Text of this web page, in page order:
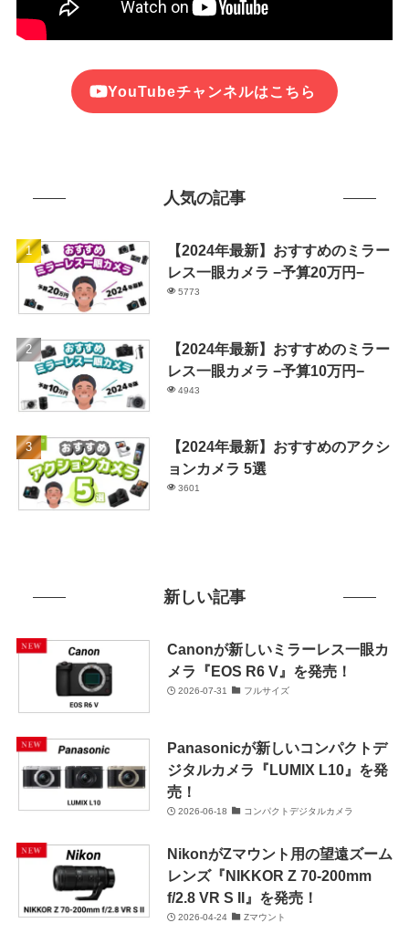
YouTubeチャンネルはこちら
人気の記事
【2024年最新】おすすめのミラー
レス一眼カメラ −予算20万円−
5773
【2024年最新】おすすめのミラー
レス一眼カメラ −予算10万円−
4943
【2024年最新】おすすめのアクシ
ョンカメラ 5選
3601
新しい記事
Canonが新しいミラーレス一眼カ
メラ『EOS R6 V』を発売！
2026-07-31 フルサイズ
Panasonicが新しいコンパクトデ
ジタルカメラ『LUMIX L10』を発
売！
2026-06-18 コンパクトデジタルカメラ
NikonがZマウント用の望遠ズーム
レンズ『NIKKOR Z 70-200mm
f/2.8 VR S II』を発売！
2026-04-24 Zマウント